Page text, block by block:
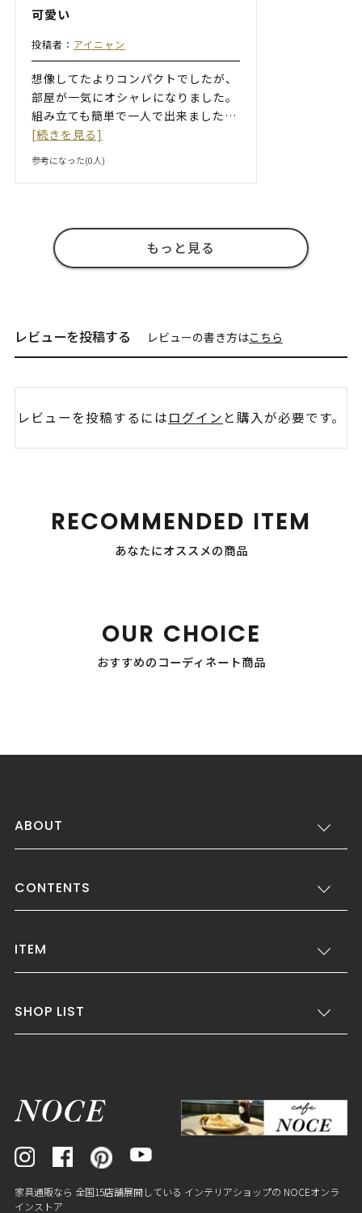
可愛い
投稿者： アイニャン
想像してたよりコンパクトでしたが、
部屋が一気にオシャレになりました。
組み立ても簡単で一人で出来ました…
[続きを見る]
参考になった(0人)
もっと見る
レビューを投稿する レビューの書き方はこちら
レビューを投稿するにはログイン と購入が必要です。
RECOMMENDED ITEM
あなたにオススメの商品
OUR CHOICE
おすすめのコーディネート商品
ABOUT
CONTENTS
ITEM
SHOP LIST
家具通販なら 全国15店舗展開している インテリアショップの NOCEオンラ
インストア